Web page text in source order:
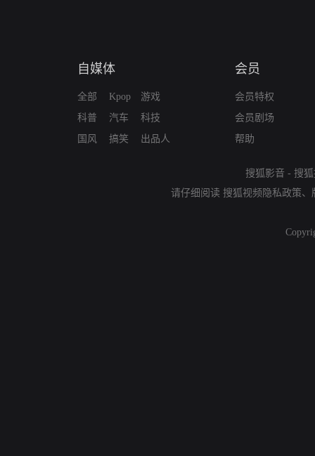
自媒体
全部
科普
国风
Kpop
汽车
搞笑
游戏
科技
出品人
会员
会员特权
会员剧场
帮助
搜狐影音 - 搜
请仔细阅读 搜狐视频隐私政策、